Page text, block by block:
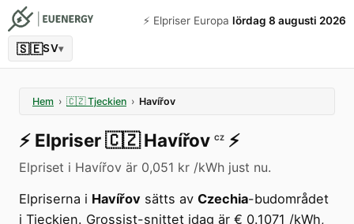
⚡️ Elpriser Europa lördag 8 augusti 2026
🇸🇪SV▾
Hem › 🇨🇿 Tjeckien › Havířov
⚡️ Elpriser🇨🇿 Havířov CZ ⚡️
Elpriset i Havířov är 0,051 kr /kWh just nu.
Elpriserna i Havířov sätts av Czechia-budområdet
i Tjeckien. Grossist-snittet idag är € 0.1071 /kWh,